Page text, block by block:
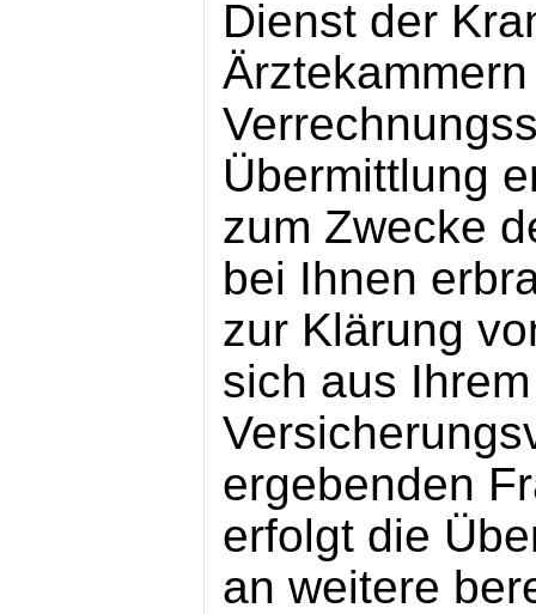
Dienst der
Übermittlung
zum Zwecke
bei Ihnen
zur Klärung
sich aus Ihrem
ergebenden
erfolgt die
an weitere